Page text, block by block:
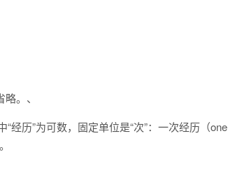
。、
经历”为可数，固定单位是“次”：一次经历（one